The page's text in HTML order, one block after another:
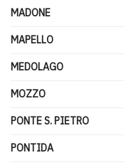
MADONE
MAPELLO
MEDOLAGO
MOZZO
PONTE S. PIETRO
PONTIDA